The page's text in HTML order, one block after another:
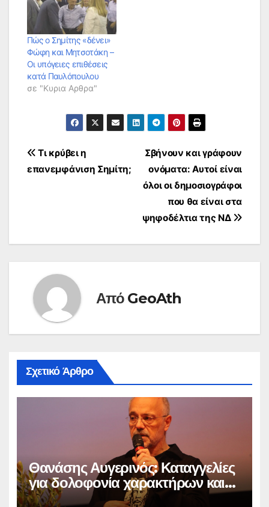
Πώς ο Σημίτης «δένει»
Φώφη και Μητσοτάκη –
Οι υπόγειες επιθέσεις
κατά Παυλόπουλου
σε "Κυρια Αρθρα"
Πλοήγηση
άρθρων
Σβήνουν και γράφουν
ονόματα: Αυτοί είναι
όλοι οι δημοσιογράφοι
που θα είναι στα
ψηφοδέλτια της ΝΔ
Τι κρύβει η
επανεμφάνιση Σημίτη;
Από GeoAth
Σχετικό Άρθρο
Θανάσης Αυγερινός: Καταγγελίες
για δολοφονία χαρακτήρων και
παραπληροφόρηση